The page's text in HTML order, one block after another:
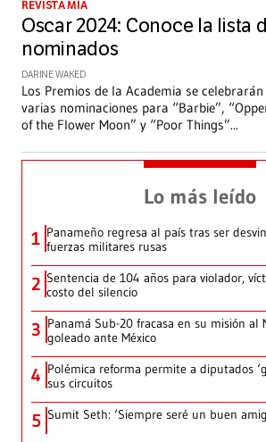
REVISTA MÍA
Oscar 2024: Conoce la lista
nominados
DARINE WAKED
Los Premios de la Academia se
varias nominaciones para “Barbie”,
of the Flower Moon” y “Poor Things”...
Lo más leído
1 Panameño regresa al país tras ser
fuerzas militares rusas
2 Sentencia de 104 años para violador,
costo del silencio
3 Panamá Sub-20 fracasa en su misión al
goleado ante México
4 Polémica reforma permite a diputados
sus circuitos
5 Sumit Seth: ‘Siempre seré un buen